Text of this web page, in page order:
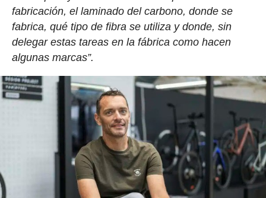
fabricación, el laminado del carbono, donde se
fabrica, qué tipo de fibra se utiliza y donde, sin
delegar estas tareas en la fábrica como hacen
algunas marcas”.